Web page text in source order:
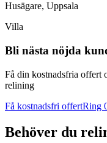
Husägare, Uppsala
Villa
Bli nästa nöjda
Få din kostnadsfria offert
relining
Få kostnadsfri offertRing
Behöver du